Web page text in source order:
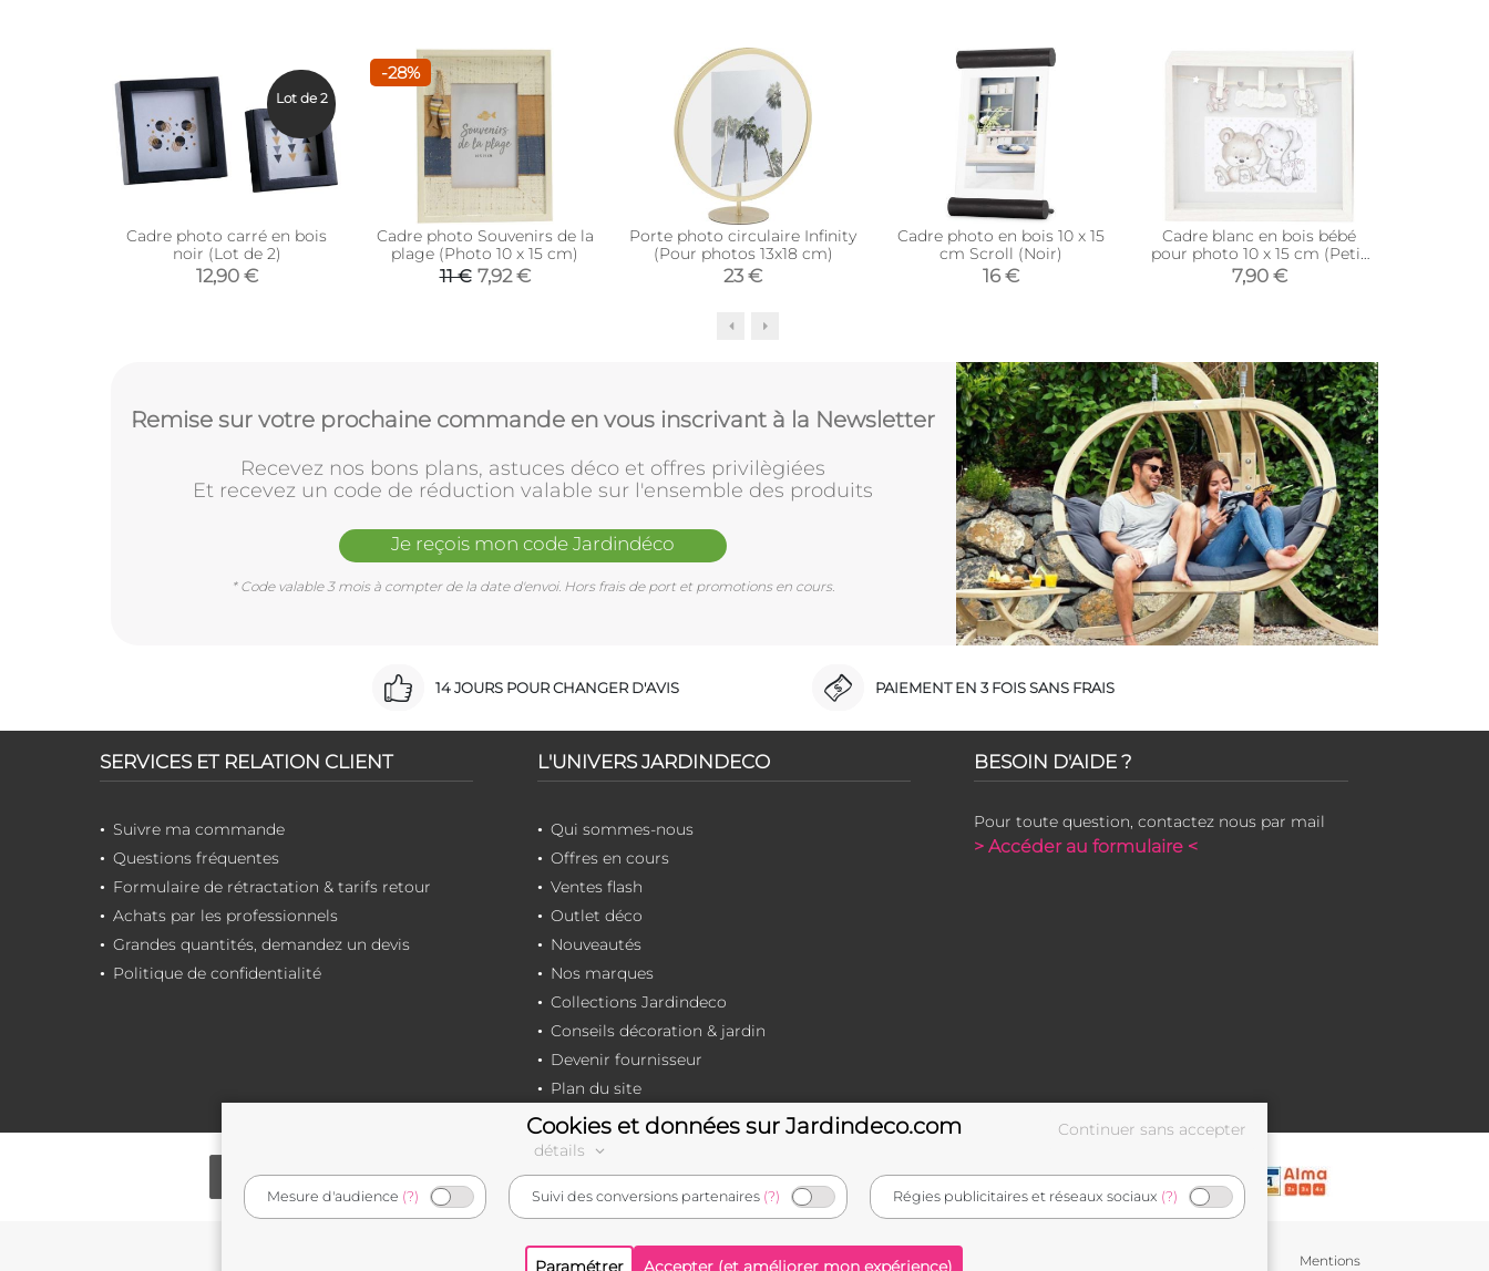
Cadre photo carré en bois
noir (Lot de 2)
12,90 €
Lot de 2
-28%
Cadre photo Souvenirs de la
plage (Photo 10 x 15 cm)
11 € 7,92 €
Porte photo circulaire Infinity
(Pour photos 13x18 cm)
23 €
Cadre photo en bois 10 x 15
cm Scroll (Noir)
16 €
Cadre blanc en bois bébé
pour photo 10 x 15 cm (Petit
prince)
7,90 €
Remise sur votre prochaine commande en vous inscrivant à la Newsletter
Recevez nos bons plans, astuces déco et offres privilègiées
Et recevez un code de réduction valable sur l'ensemble des produits
Je reçois mon code Jardindéco
* Code valable 3 mois à compter de la date d'envoi. Hors frais de port et promotions en cours.
14 JOURS POUR CHANGER D'AVIS PAIEMENT EN 3 FOIS SANS FRAIS
SERVICES ET RELATION CLIENT
Suivre ma commande
Questions fréquentes
Formulaire de rétractation & tarifs retour
Achats par les professionnels
Grandes quantités, demandez un devis
Politique de confidentialité
L'UNIVERS JARDINDECO
Qui sommes-nous
Offres en cours
Ventes flash
Outlet déco
Nouveautés
Nos marques
Collections Jardindeco
Conseils décoration & jardin
Devenir fournisseur
Plan du site
BESOIN D'AIDE ?
Pour toute question, contactez nous par mail
> Accéder au formulaire <
e-commerçant français
Mentions
Cookies et données sur Jardindeco.com
détails
Mesure d'audience (?) Suivi des conversions partenaires (?) Régies publicitaires et réseaux sociaux (?)